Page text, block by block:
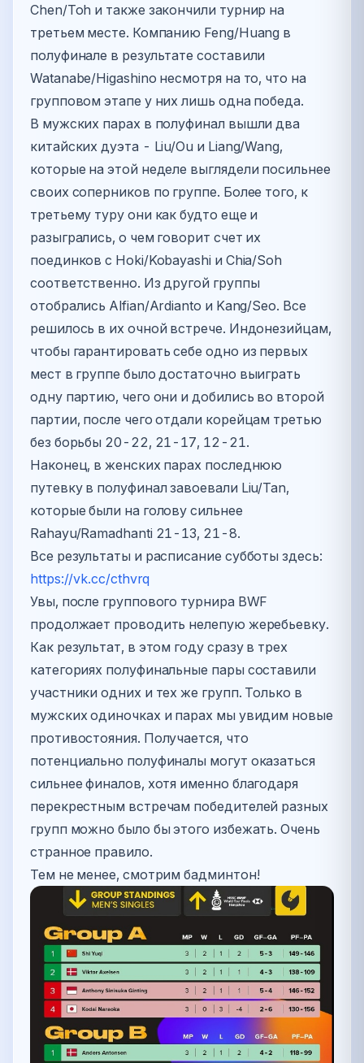
Chen/Toh и также закончили турнир на
третьем месте. Компанию Feng/Huang в
полуфинале в результате составили
Watanabe/Higashino несмотря на то, что на
групповом этапе у них лишь одна победа.
В мужских парах в полуфинал вышли два
китайских дуэта - Liu/Ou и Liang/Wang,
которые на этой неделе выглядели посильнее
своих соперников по группе. Более того, к
третьему туру они как будто еще и
разыгрались, о чем говорит счет их
поединков с Hoki/Kobayashi и Chia/Soh
соответственно. Из другой группы
отобрались Alfian/Ardianto и Kang/Seo. Все
решилось в их очной встрече. Индонезийцам,
чтобы гарантировать себе одно из первых
мест в группе было достаточно выиграть
одну партию, чего они и добились во второй
партии, после чего отдали корейцам третью
без борьбы 20-22, 21-17, 12-21.
Наконец, в женских парах последнюю
путевку в полуфинал завоевали Liu/Tan,
которые были на голову сильнее
Rahayu/Ramadhanti 21-13, 21-8.
Все результаты и расписание субботы здесь:
https://vk.cc/cthvrq
Увы, после группового турнира BWF
продолжает проводить нелепую жеребьевку.
Как результат, в этом году сразу в трех
категориях полуфинальные пары составили
участники одних и тех же групп. Только в
мужских одиночках и парах мы увидим новые
противостояния. Получается, что
потенциально полуфиналы могут оказаться
сильнее финалов, хотя именно благодаря
перекрестным встречам победителей разных
групп можно было бы этого избежать. Очень
странное правило.
Тем не менее, смотрим бадминтон!